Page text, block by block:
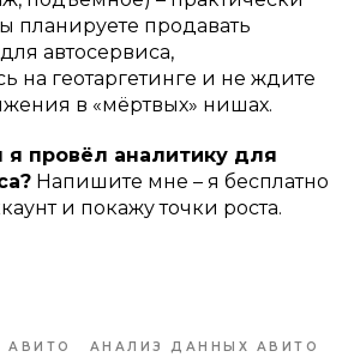
планируете продавать
автосервиса,
на геотаргетинге и не ждите
в «мёртвых» нишах.
я провёл аналитику для
Напишите мне – я бесплатно
и покажу точки роста.
АВИТО АНАЛИЗ ДАННЫХ АВИТО